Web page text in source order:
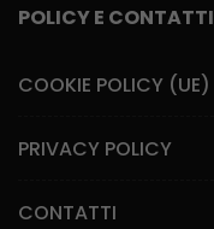
POLICY E CONTATTI
COOKIE POLICY (UE)
PRIVACY POLICY
CONTATTI